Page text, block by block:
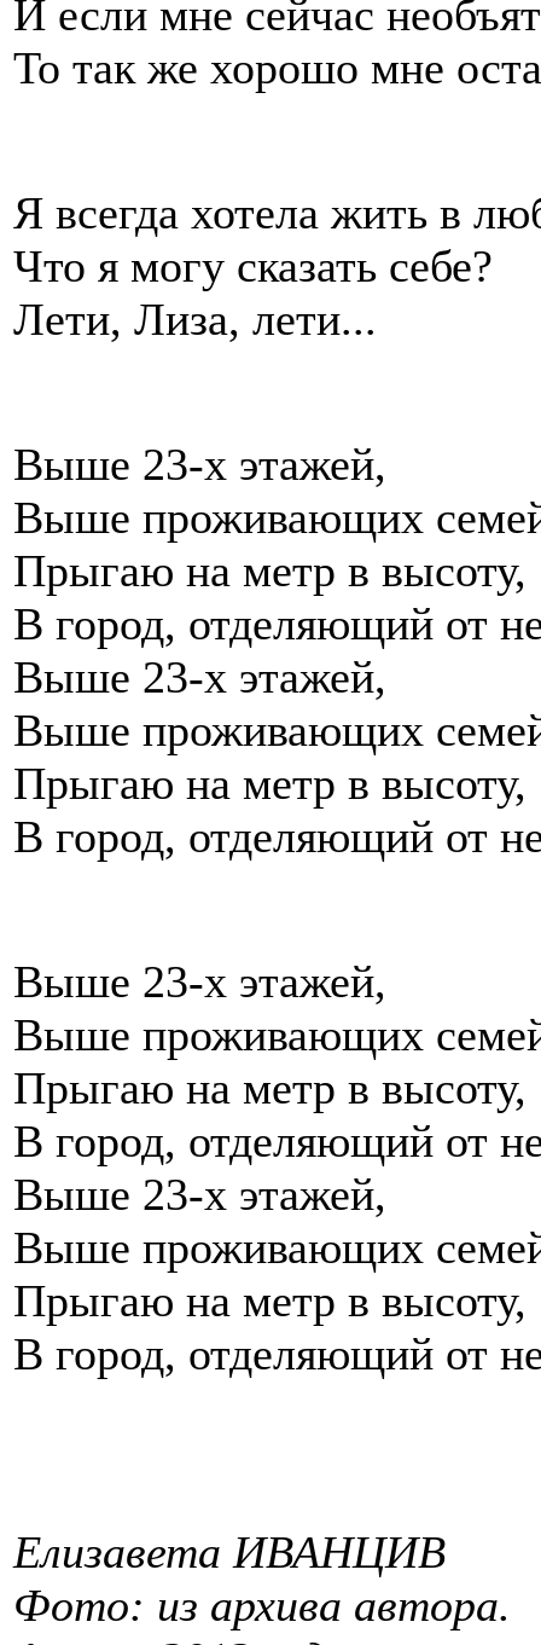
И если мне сейчас
То так же хорошо мне
Я всегда хотела жить в
Что я могу сказать себе?
Лети, Лиза, лети...
Выше 23-х этажей,
Выше проживающих
Прыгаю на метр в высоту,
В город, отделяющий от
Выше 23-х этажей,
Выше проживающих
Прыгаю на метр в высоту,
В город, отделяющий от
Выше 23-х этажей,
Выше проживающих
Прыгаю на метр в высоту,
В город, отделяющий от
Выше 23-х этажей,
Выше проживающих
Прыгаю на метр в высоту,
В город, отделяющий от
Елизавета ИВАНЦИВ
Фото: из архива автора.